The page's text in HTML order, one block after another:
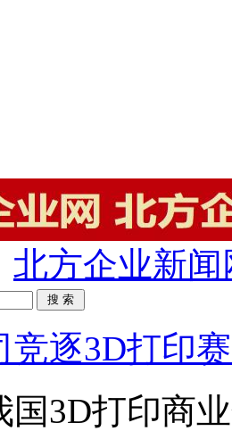
北方企业新闻
竞逐3D打印
国3D打印商